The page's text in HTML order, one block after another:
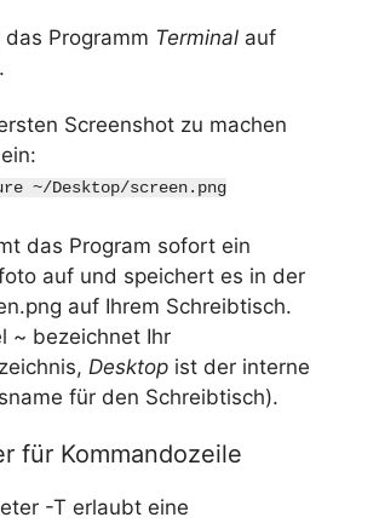
Programm Terminal auf
Screenshot zu machen
~/Desktop/screen.png
das Program sofort ein
auf und speichert es in der
auf Ihrem Schreibtisch.
~ bezeichnet Ihr
Desktop ist der interne
für den Schreibtisch).
für Kommandozeile
-T erlaubt eine